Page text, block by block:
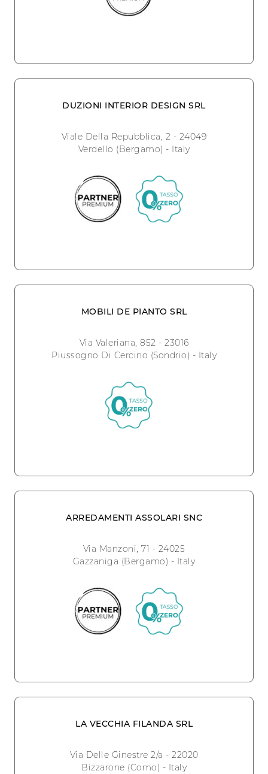
DUZIONI INTERIOR DESIGN SRL
Viale Della Repubblica, 2 - 24049
Verdello (Bergamo) - Italy
MOBILI DE PIANTO SRL
Via Valeriana, 852 - 23016
Piussogno Di Cercino (Sondrio) - Italy
ARREDAMENTI ASSOLARI SNC
Via Manzoni, 71 - 24025
Gazzaniga (Bergamo) - Italy
LA VECCHIA FILANDA SRL
Via Delle Ginestre 2/a - 22020
Bizzarone (Como) - Italy